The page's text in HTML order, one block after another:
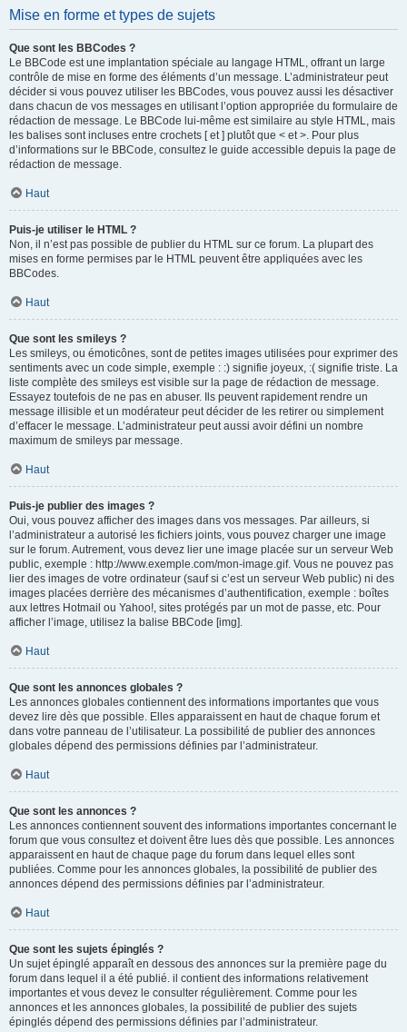
Mise en forme et types de sujets
Que sont les BBCodes ?
Le BBCode est une implantation spéciale au langage HTML, offrant un large
contrôle de mise en forme des éléments d’un message. L’administrateur peut
décider si vous pouvez utiliser les BBCodes, vous pouvez aussi les désactiver
dans chacun de vos messages en utilisant l’option appropriée du formulaire de
rédaction de message. Le BBCode lui-même est similaire au style HTML, mais
les balises sont incluses entre crochets [ et ] plutôt que < et >. Pour plus
d’informations sur le BBCode, consultez le guide accessible depuis la page de
rédaction de message.
Haut
Puis-je utiliser le HTML ?
Non, il n’est pas possible de publier du HTML sur ce forum. La plupart des
mises en forme permises par le HTML peuvent être appliquées avec les
BBCodes.
Haut
Que sont les smileys ?
Les smileys, ou émoticônes, sont de petites images utilisées pour exprimer des
sentiments avec un code simple, exemple : :) signifie joyeux, :( signifie triste. La
liste complète des smileys est visible sur la page de rédaction de message.
Essayez toutefois de ne pas en abuser. Ils peuvent rapidement rendre un
message illisible et un modérateur peut décider de les retirer ou simplement
d’effacer le message. L’administrateur peut aussi avoir défini un nombre
maximum de smileys par message.
Haut
Puis-je publier des images ?
Oui, vous pouvez afficher des images dans vos messages. Par ailleurs, si
l’administrateur a autorisé les fichiers joints, vous pouvez charger une image
sur le forum. Autrement, vous devez lier une image placée sur un serveur Web
public, exemple : http://www.exemple.com/mon-image.gif. Vous ne pouvez pas
lier des images de votre ordinateur (sauf si c’est un serveur Web public) ni des
images placées derrière des mécanismes d’authentification, exemple : boîtes
aux lettres Hotmail ou Yahoo!, sites protégés par un mot de passe, etc. Pour
afficher l’image, utilisez la balise BBCode [img].
Haut
Que sont les annonces globales ?
Les annonces globales contiennent des informations importantes que vous
devez lire dès que possible. Elles apparaissent en haut de chaque forum et
dans votre panneau de l’utilisateur. La possibilité de publier des annonces
globales dépend des permissions définies par l’administrateur.
Haut
Que sont les annonces ?
Les annonces contiennent souvent des informations importantes concernant le
forum que vous consultez et doivent être lues dès que possible. Les annonces
apparaissent en haut de chaque page du forum dans lequel elles sont
publiées. Comme pour les annonces globales, la possibilité de publier des
annonces dépend des permissions définies par l’administrateur.
Haut
Que sont les sujets épinglés ?
Un sujet épinglé apparaît en dessous des annonces sur la première page du
forum dans lequel il a été publié. il contient des informations relativement
importantes et vous devez le consulter régulièrement. Comme pour les
annonces et les annonces globales, la possibilité de publier des sujets
épinglés dépend des permissions définies par l’administrateur.